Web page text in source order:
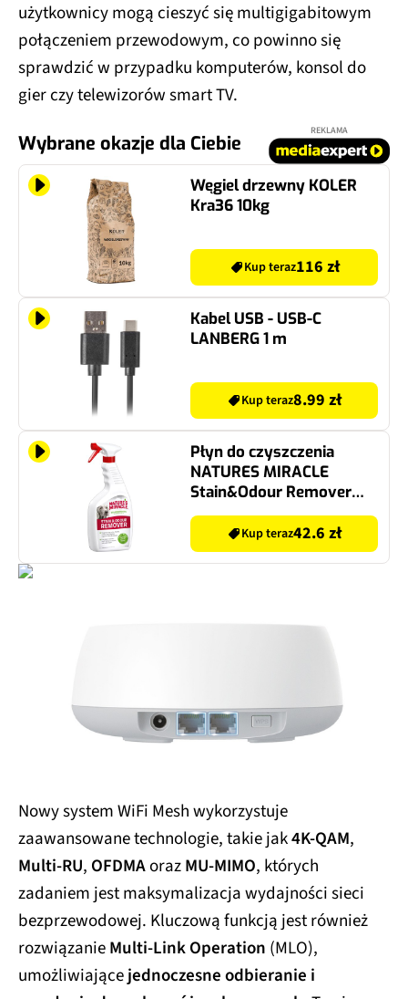
użytkownicy mogą cieszyć się multigigabitowym
połączeniem przewodowym, co powinno się
sprawdzić w przypadku komputerów, konsol do
gier czy telewizorów smart TV.
Wybrane okazje dla Ciebie
REKLAMA
Węgiel drzewny KOLER
Kra36 10kg
Kup teraz116 zł
Kabel USB - USB-C
LANBERG 1 m
Kup teraz8.99 zł
Płyn do czyszczenia
NATURES MIRACLE
Stain&Odour Remover
Dog Melon 946 ml
Kup teraz42.6 zł
Nowy system WiFi Mesh wykorzystuje
zaawansowane technologie, takie jak4K-QAM,
Multi-RU, OFDMAorazMU-MIMO, których
zadaniem jest maksymalizacja wydajności sieci
bezprzewodowej. Kluczową funkcją jest również
rozwiązanieMulti-Link Operation (MLO),
umożliwiającejednoczesne odbieranie i